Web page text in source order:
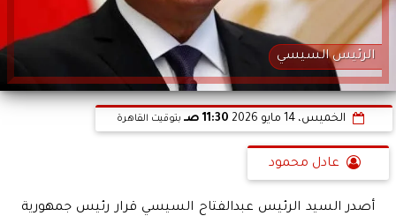
الرئيس السيسي
الخميس، 14 مايو 2026 11:30 صـ بتوقيت القاهرة
عادل محمود
أصدر السيد الرئيس عبدالفتاح السيسي قرار رئيس جمهورية